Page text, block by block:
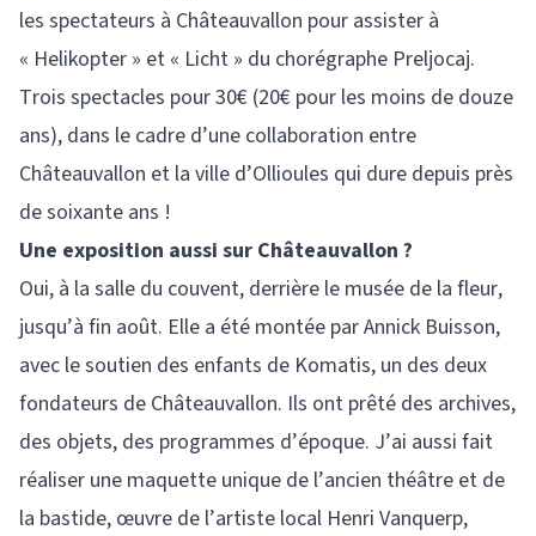
les spectateurs à Châteauvallon pour assister à
« Helikopter » et « Licht » du chorégraphe Preljocaj.
Trois spectacles pour 30€ (20€ pour les moins de douze
ans), dans le cadre d’une collaboration entre
Châteauvallon et la ville d’Ollioules qui dure depuis près
de soixante ans !
Une exposition aussi sur Châteauvallon ?
Oui, à la salle du couvent, derrière le musée de la fleur,
jusqu’à fin août. Elle a été montée par Annick Buisson,
avec le soutien des enfants de Komatis, un des deux
fondateurs de Châteauvallon. Ils ont prêté des archives,
des objets, des programmes d’époque. J’ai aussi fait
réaliser une maquette unique de l’ancien théâtre et de
la bastide, œuvre de l’artiste local Henri Vanquerp,